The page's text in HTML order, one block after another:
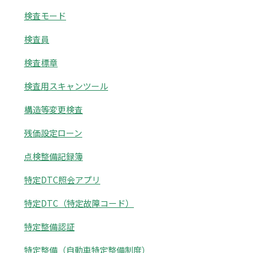
検査モード
検査員
検査標章
検査用スキャンツール
構造等変更検査
残価設定ローン
点検整備記録簿
特定DTC照会アプリ
特定DTC（特定故障コード）
特定整備認証
特定整備（自動車特定整備制度）